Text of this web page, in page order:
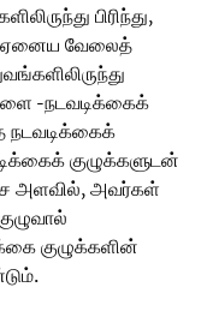
பிரிந்து,
ஏனைய வேலைத்
-நடவடிக்கைக்
நடவடிக்கைக்
குழுக்களுடன்
அளவில், அவர்கள்
குழுக்களின்